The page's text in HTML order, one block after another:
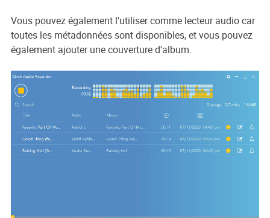
Vous pouvez également l'utiliser comme lecteur audio car
toutes les métadonnées sont disponibles, et vous pouvez
également ajouter une couverture d'album.